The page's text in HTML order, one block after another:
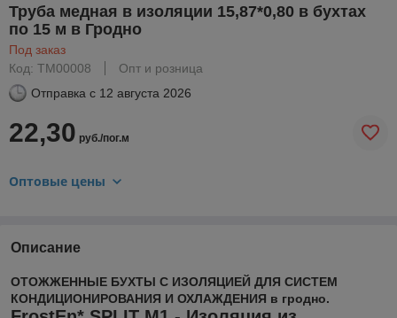
Труба медная в изоляции 15,87*0,80 в бухтах
по 15 м в Гродно
Под заказ
Код: TM00008
Опт и розница
Отправка с 12 августа 2026
22,30 руб./пог.м
Оптовые цены
Описание
ОТОЖЖЕННЫЕ БУХТЫ С ИЗОЛЯЦИЕЙ ДЛЯ СИСТЕМ
КОНДИЦИОНИРОВАНИЯ И ОХЛАЖДЕНИЯ в гродно.